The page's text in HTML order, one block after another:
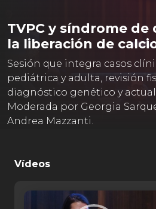
TVPC y síndrome de
la liberación de
Sesión que integra casos
pediátrica y adulta, revisión
diagnóstico genético y
Moderada por Georgia
Andrea Mazzanti.
Vídeos